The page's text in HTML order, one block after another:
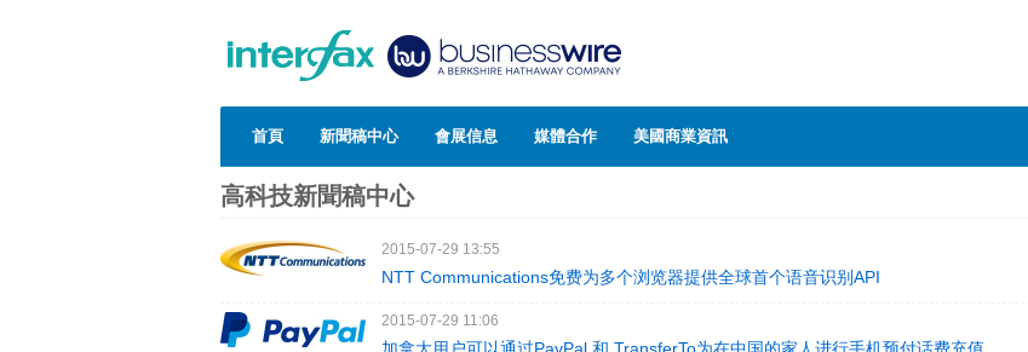
首頁 新聞稿中心 會展信息 媒體合作 美國商業資訊
高科技新聞稿中心
2015-07-29 13:55
NTT Communications免费为多个浏览器提供全球首个语音识别API
2015-07-29 11:06